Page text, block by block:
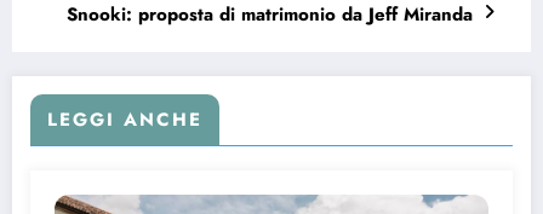
Snooki: proposta di matrimonio da Jeff Miranda
LEGGI ANCHE